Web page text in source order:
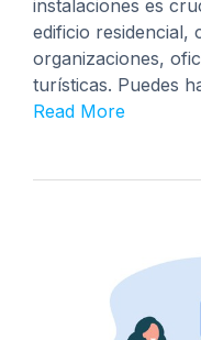
instalaciones es
edificio residencial,
organizaciones,
turísticas. Puedes
Read More